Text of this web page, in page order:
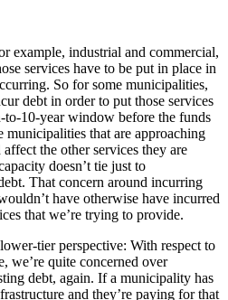
example, industrial and commercial,
services have to be put in place in
So for some municipalities,
debt in order to put those services
to-10-year window before the funds
municipalities that are approaching
the other services they are
doesn’t tie just to
That concern around incurring
have otherwise have incurred
that we’re trying to provide.
tier perspective: With respect to
we’re quite concerned over
debt, again. If a municipality has
and they’re paying for that